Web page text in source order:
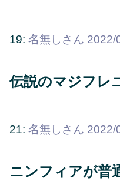
19: 名無しさん 2022/
伝説のマジフレ
21: 名無しさん 2022/
ニンフィアが普